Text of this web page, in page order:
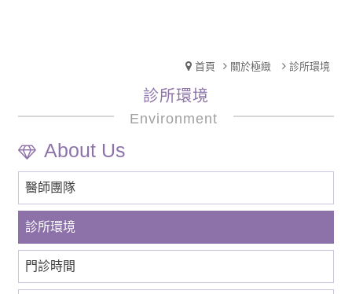
首頁 關於極緻 診所環境
診所環境
Environment
醫師團隊
診所環境
門診時間